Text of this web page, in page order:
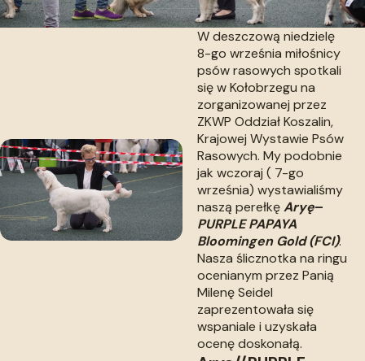
W deszczową niedzielę
8-go września miłośnicy
psów rasowych spotkali
się w Kołobrzegu na
zorganizowanej przez
ZKWP Oddział Koszalin,
Krajowej Wystawie Psów
Rasowych. My podobnie
jak wczoraj ( 7-go
września) wystawialiśmy
naszą perełkęAryę–
PURPLE PAPAYA
Bloomingen Gold (FCI).
Nasza ślicznotka na ringu
ocenianym przez Panią
Milenę Seidel
zaprezentowała się
wspaniale i uzyskała
ocenę doskonałą.